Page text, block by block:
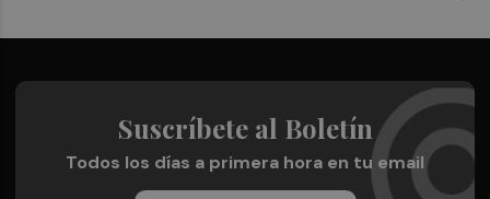
Suscríbete al Boletín
Todos los días a primera hora en tu email